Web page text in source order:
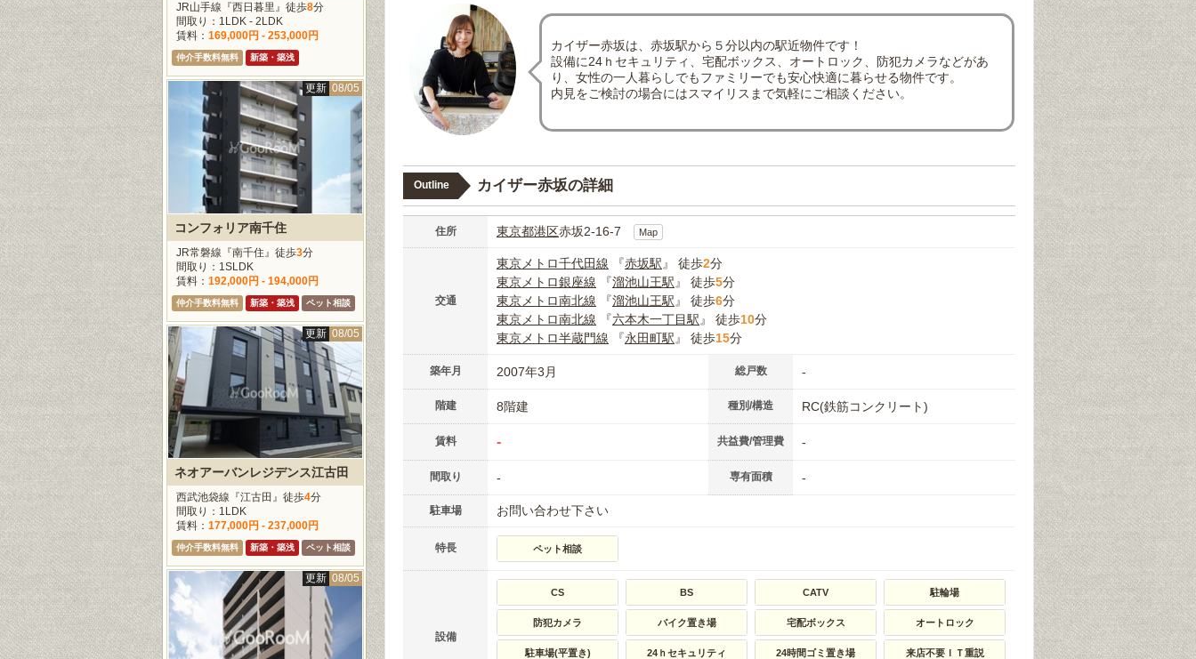
カイザー赤坂は、赤坂駅から５分以内の駅近物件です！
設備に24ｈセキュリティ、宅配ボックス、オートロック、防犯カメラなどがあ
り、女性の一人暮らしでもファミリーでも安心快適に暮らせる物件です。
内見をご検討の場合にはスマイリスまで気軽にご相談ください。
Outline カイザー赤坂の詳細
住所 東京都港区赤坂2-16-7 Map
交通
東京メトロ千代田線 『赤坂駅 』 徒歩2分
東京メトロ銀座線 『溜池山王駅 』 徒歩5分
東京メトロ南北線 『溜池山王駅 』 徒歩6分
東京メトロ南北線 『六本木一丁目駅 』 徒歩10分
東京メトロ半蔵門線 『永田町駅 』 徒歩15分
築年月 2007年3月 総戸数 -
階建 8階建 種別/構造 RC(鉄筋コンクリート)
賃料 - 共益費/管理費 -
間取り - 専有面積 -
駐車場 お問い合わせ下さい
特長 ペット相談
設備
CS BS CATV 駐輪場
防犯カメラ バイク置き場 宅配ボックス オートロック
駐車場(平置き) 24ｈセキュリティ 24時間ゴミ置き場 来店不要ＩＴ重説
JR山手線『西日暮里』徒歩8分
間取り：1LDK - 2LDK
賃料： 169,000円 - 253,000円
仲介手数料無料 新築・築浅
更新 08/05
コンフォリア南千住
JR常磐線『南千住』徒歩3分
間取り：1SLDK
賃料： 192,000円 - 194,000円
仲介手数料無料 新築・築浅 ペット相談
更新 08/05
ネオアーバンレジデンス江古田
西武池袋線『江古田』徒歩4分
間取り：1LDK
賃料： 177,000円 - 237,000円
仲介手数料無料 新築・築浅 ペット相談
更新 08/05